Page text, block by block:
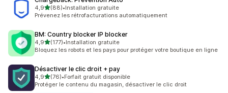
4,9étoile(s) sur 5
(88)
88 avis au total
•Installation gratuite
Prévenez les rétrofacturations automatiquement
BM: Country blocker IP blocker
4,9étoile(s) sur 5
(177)
177 avis au total
•Installation gratuite
Bloquez les robots et les pays pour protéger votre boutique en ligne
Désactiver le clic droit + pay
4,9étoile(s) sur 5
(76)
76 avis au total
•Forfait gratuit disponible
Protéger le contenu du magasin, désactiver le clic droit